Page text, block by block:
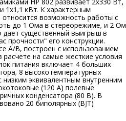
1х1,1 кВт. К характерным
возможность работы с
до 1 Ома в стереорежиме, и 2 Ом
существенный выигрыш в
прочности" его конструкции.
A/B, построен с использованием
на самые жесткие условия
питания включает 4 больших
8 высокотемпературных
эквивалентным внутренним
(120 А) полевые
конденсатора (80 В). В
20 биполярных (BJT)